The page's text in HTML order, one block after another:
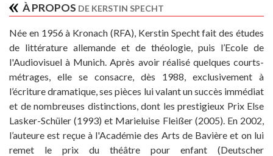
À L'AFFICHE
À PROPOS DE KERSTIN SPECHT
Née en 1956 à Kronach (RFA), Kerstin Specht fait des études
de littérature allemande et de théologie, puis l’Ecole de
l'Audiovisuel à Munich. Après avoir réalisé quelques courts-
métrages, elle se consacre, dès 1988, exclusivement à
l’écriture dramatique, ses pièces lui valant un succès immédiat
et de nombreuses distinctions, dont les prestigieux Prix Else
Lasker-Schüler (1993) et Marieluise Fleißer (2005). En 2002,
l’auteure est reçue à l'Académie des Arts de Bavière et on lui
remet le prix du théâtre pour enfant (Deutscher